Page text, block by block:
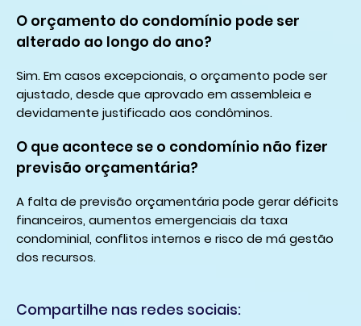
O orçamento do condomínio pode ser
alterado ao longo do ano?
Sim. Em casos excepcionais, o orçamento pode ser
ajustado, desde que aprovado em assembleia e
devidamente justificado aos condôminos.
O que acontece se o condomínio não fizer
previsão orçamentária?
A falta de previsão orçamentária pode gerar déficits
financeiros, aumentos emergenciais da taxa
condominial, conflitos internos e risco de má gestão
dos recursos.
Compartilhe nas redes sociais: